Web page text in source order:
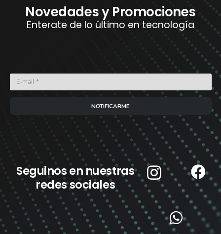
Novedades y Promociones
Enterate de lo último en tecnología
NOTIFICARME
Seguinos en nuestras
redes sociales